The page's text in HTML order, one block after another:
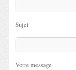
Sujet
Votre message